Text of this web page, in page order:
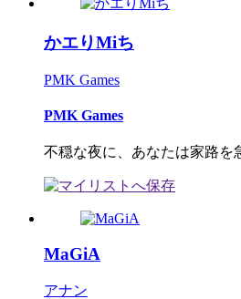
かエりMiち
PMK Games
PMK Games
不穏な夜に、あなたは家路を
MaGiA
アナン